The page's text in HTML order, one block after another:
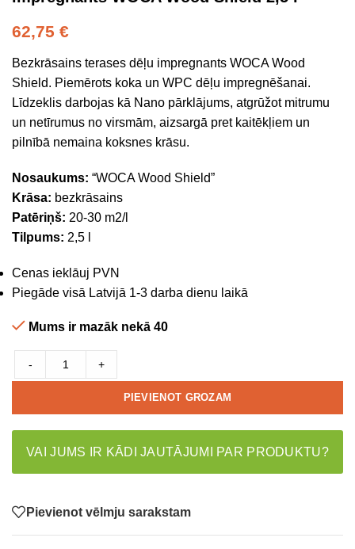
62,75 €
Bezkrāsains terases dēļu impregnants WOCA Wood
Shield. Piemērots koka un WPC dēļu impregnēšanai.
Līdzeklis darbojas kā Nano pārklājums, atgrūžot mitrumu
un netīrumus no virsmām, aizsargā pret kaitēkļiem un
pilnībā nemaina koksnes krāsu.
Nosaukums: “WOCA Wood Shield”
Krāsa: bezkrāsains
Patēriņš: 20-30 m2/l
Tilpums: 2,5 l
Cenas ieklāuj PVN
Piegāde visā Latvijā 1-3 darba dienu laikā
Mums ir mazāk nekā 40
- +
PIEVIENOT GROZAM
VAI JUMS IR KĀDI JAUTĀJUMI PAR PRODUKTU?
Pievienot vēlmju sarakstam